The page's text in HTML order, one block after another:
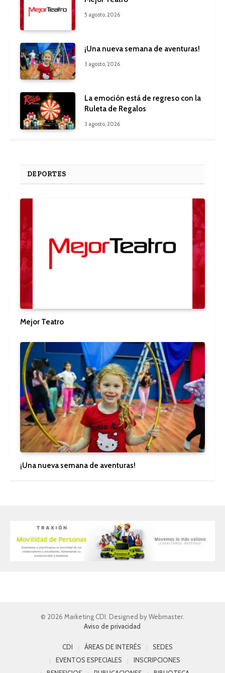
5 agosto, 2026
¡Una nueva semana de aventuras!
3 agosto, 2026
La emoción está de regreso con la
Ruleta de Regalos
3 agosto, 2026
DEPORTES
Mejor Teatro
¡Una nueva semana de aventuras!
© 2026 Marketing CDI. Designed by Webmaster.
Aviso de privacidad
CDI ÁREAS DE INTERÉS
SEDES
EVENTOS ESPECIALES
INSCRIPCIONES